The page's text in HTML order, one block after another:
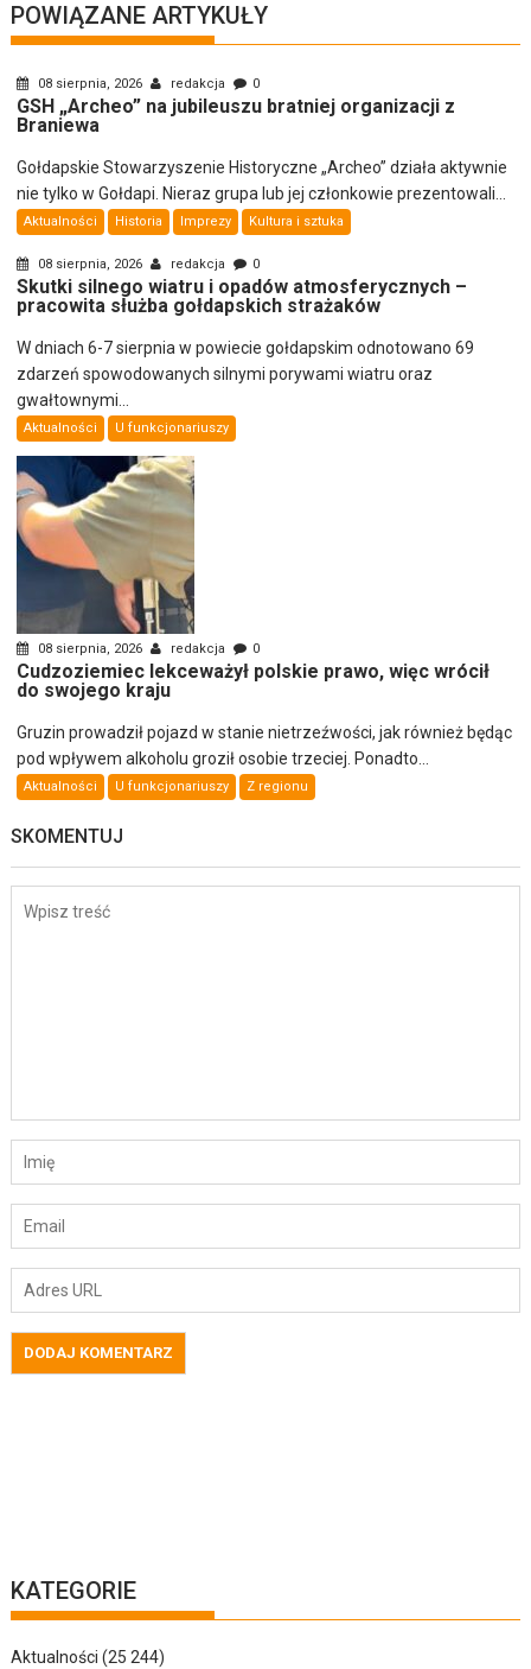
POWIĄZANE ARTYKUŁY
08 sierpnia, 2026 redakcja 0
GSH „Archeo” na jubileuszu bratniej organizacji z
Braniewa
Gołdapskie Stowarzyszenie Historyczne „Archeo” działa aktywnie
nie tylko w Gołdapi. Nieraz grupa lub jej członkowie prezentowali...
Aktualności Historia Imprezy Kultura i sztuka
08 sierpnia, 2026 redakcja 0
Skutki silnego wiatru i opadów atmosferycznych –
pracowita służba gołdapskich strażaków
W dniach 6-7 sierpnia w powiecie gołdapskim odnotowano 69
zdarzeń spowodowanych silnymi porywami wiatru oraz
gwałtownymi...
Aktualności U funkcjonariuszy
08 sierpnia, 2026 redakcja 0
Cudzoziemiec lekceważył polskie prawo, więc wrócił
do swojego kraju
Gruzin prowadził pojazd w stanie nietrzeźwości, jak również będąc
pod wpływem alkoholu groził osobie trzeciej. Ponadto...
Aktualności U funkcjonariuszy Z regionu
SKOMENTUJ
KATEGORIE
Aktualności (25 244)